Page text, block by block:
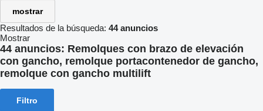
mostrar
Resultados de la búsqueda: 44 anuncios
Mostrar
44 anuncios: Remolques con brazo de elevación
con gancho, remolque portacontenedor de gancho,
remolque con gancho multilift
Filtro